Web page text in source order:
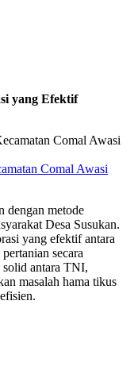
yang Efektif
Comal Awasi
dengan metode
Desa Susukan.
yang efektif antara
secara
solid antara TNI,
masalah hama tikus